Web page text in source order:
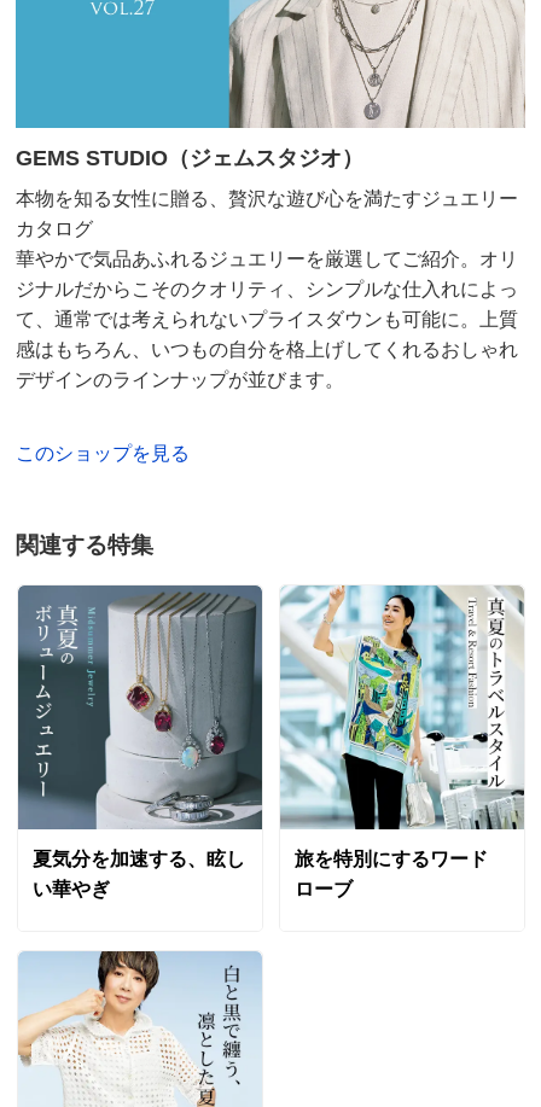
GEMS STUDIO（ジェムスタジオ）
本物を知る女性に贈る、贅沢な遊び心を満たすジュエリー
カタログ
華やかで気品あふれるジュエリーを厳選してご紹介。オリ
ジナルだからこそのクオリティ、シンプルな仕入れによっ
て、通常では考えられないプライスダウンも可能に。上質
感はもちろん、いつもの自分を格上げしてくれるおしゃれ
デザインのラインナップが並びます。
このショップを見る
関連する特集
夏気分を加速する、眩し
い華やぎ
旅を特別にするワード
ローブ